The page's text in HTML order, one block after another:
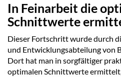
In Feinarbeit die
Schnittwerte
Dieser Fortschritt wurde durch
und Entwicklungsabteilung von
Dort hat man in sorgfältiger
optimalen Schnittwerte